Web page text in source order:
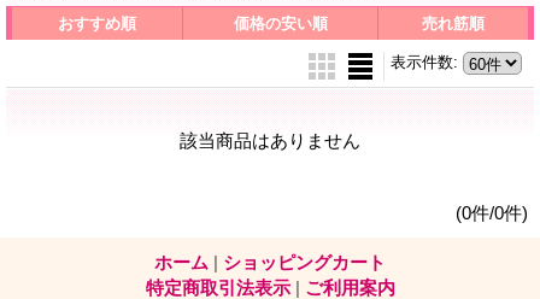
おすすめ順 価格の安い順 売れ筋順
表示件数:
該当商品はありません
(0件/0件)
ホーム | ショッピングカート
特定商取引法表示 | ご利用案内